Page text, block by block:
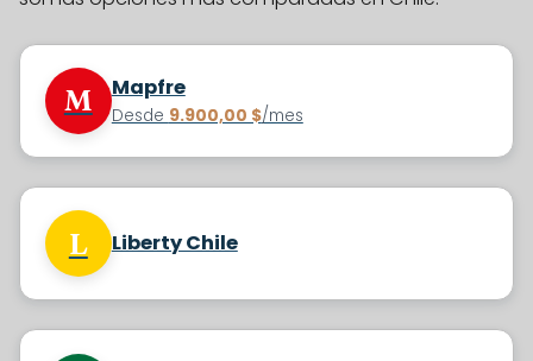
M Mapfre
Desde 9.900,00 $/mes
L Liberty Chile